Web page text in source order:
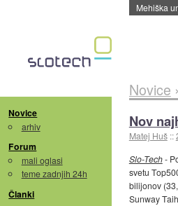
Evropska
Novice
arhiv
Forum
mali oglasi
teme zadnjih 24h
Članki
Novice
Nov
Matej Huš ::
Slo-Tech-
svetu
bilijonov
Sunway